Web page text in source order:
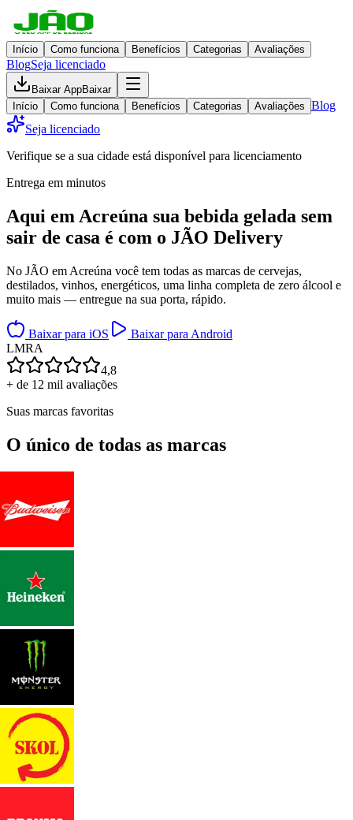
Início Como funciona Benefícios Categorias Avaliações
BlogSeja licenciado
Baixar AppBaixar
Início
Como funciona Benefícios Categorias Avaliações Blog
Seja licenciado
Verifique se a sua cidade está disponível para licenciamento
Entrega em minutos
Aqui em Acreúna sua bebida gelada sem
sair de casa é com o JÃO Delivery
No JÃO em Acreúna você tem todas as marcas de cervejas,
destilados, vinhos, energéticos, uma linha completa de zero álcool e
muito mais — entregue na sua porta, rápido.
Baixar para iOS
Baixar para Android
LMRA
4,8
+ de 12 mil avaliações
Suas marcas favoritas
O único de todas as marcas